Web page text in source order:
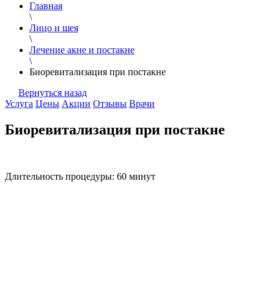
Главная
\
Лицо и шея
\
Лечение акне и постакне
\
Биоревитализация при постакне
Вернуться назад
Услуга Цены Акции Отзывы Врачи
Биоревитализация при постакне
Длительность процедуры: 60 минут